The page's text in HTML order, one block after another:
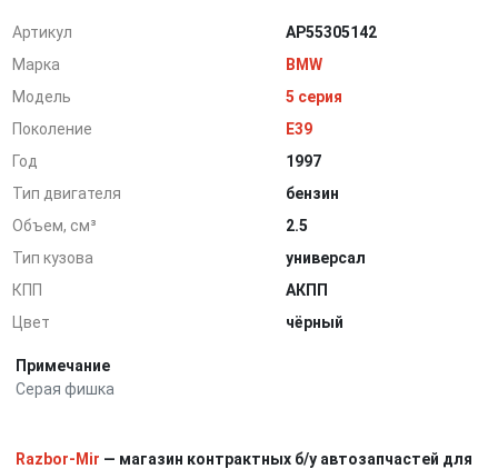
Артикул
AP55305142
Марка
BMW
Модель
5 серия
Поколение
E39
Год
1997
Тип двигателя
бензин
Объем, см³
2.5
Тип кузова
универсал
КПП
АКПП
Цвет
чёрный
Примечание
Серая фишка
Razbor-Mir — магазин контрактных б/у автозапчастей для